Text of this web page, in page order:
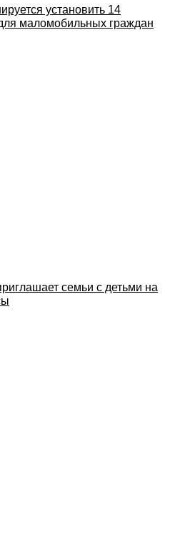
установить 14
маломобильных граждан
семьи с детьми на